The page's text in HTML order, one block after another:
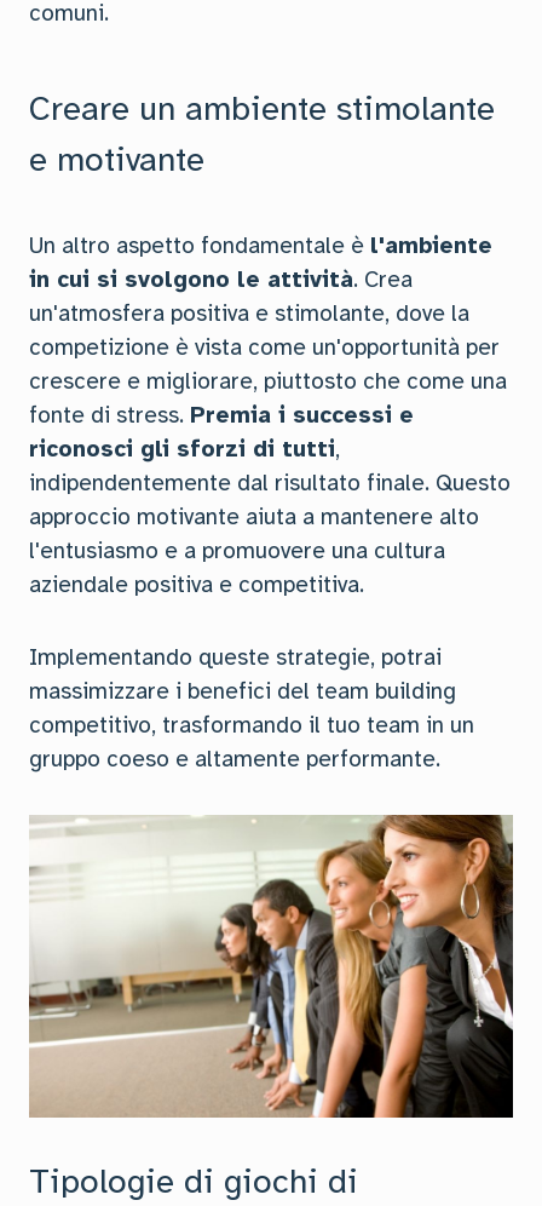
comuni.
Creare un ambiente stimolante
e motivante
Un altro aspetto fondamentale è l'ambiente
in cui si svolgono le attività. Crea
un'atmosfera positiva e stimolante, dove la
competizione è vista come un'opportunità per
crescere e migliorare, piuttosto che come una
fonte di stress. Premia i successi e
riconosci gli sforzi di tutti,
indipendentemente dal risultato finale. Questo
approccio motivante aiuta a mantenere alto
l'entusiasmo e a promuovere una cultura
aziendale positiva e competitiva.
Implementando queste strategie, potrai
massimizzare i benefici del team building
competitivo, trasformando il tuo team in un
gruppo coeso e altamente performante.
Tipologie di giochi di